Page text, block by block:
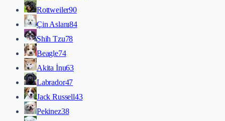
Rottweiler90
Çin Aslanı84
Shih Tzu78
Beagle74
Akita İnu63
Labrador47
Jack Russell43
Pekinez38